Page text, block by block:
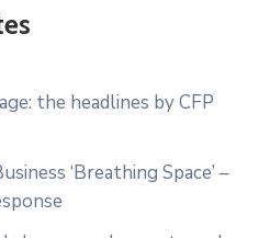
the headlines by CFP
‘Breathing Space’ –